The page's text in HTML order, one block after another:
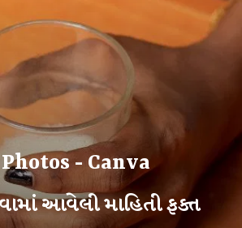
આવેલી માહિતી ફક્ત
- Canva